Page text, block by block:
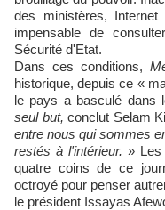
des ministères,
impensable de
Sécurité d'Etat.
Dans ces conditions,
historique, depuis ce «
le pays a basculé dans
seul but,conclut Selam
entre nous qui sommes
restés à l'intérieur. » Les
quatre coins de ce
octroyé pour penser
le président Issayas